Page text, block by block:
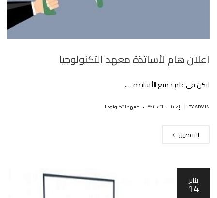
اعلان هام لأساتذة معهد التكنولوجيا
ليكن في علم جميع الأساتذة ….
BY ADMIN إعلانات للأساتذة . معهد التكنولوجيا
التفصيل
يناير
14